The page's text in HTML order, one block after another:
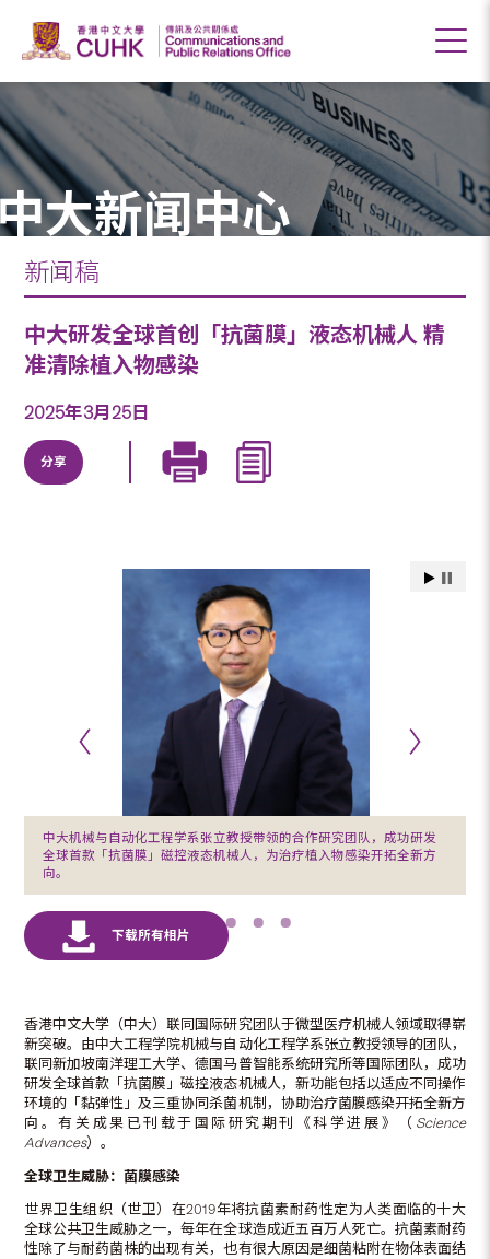
大新闻中心
新闻稿
中大研发全球首创「抗菌膜」液态机械人 精
准清除植入物感染
2025年3月25日
分享
中大机械与自动化工程学系张立教授带领的合作研究团队，成功研发
全球首款「抗菌膜」磁控液态机械人，为治疗植入物感染开拓全新方
向。
香港中文大学（中大）联同国际研究团队于微型医疗机械人领域取得崭
新突破。由中大工程学院机械与自动化工程学系张立教授领导的团队，
联同新加坡南洋理工大学、德国马普智能系统研究所等国际团队，成功
研发全球首款「抗菌膜」磁控液态机械人，新功能包括以适应不同操作
环境的「黏弹性」及三重协同杀菌机制，协助治疗菌膜感染开拓全新方
向。有关成果已刊载于国际研究期刊《科学进展》（ Science
Advances）。
全球卫生威胁：菌膜感染
世界卫生组织（世卫）在2019年将抗菌素耐药性定为人类面临的十大
全球公共卫生威胁之一，每年在全球造成近五百万人死亡。抗菌素耐药
性除了与耐药菌株的出现有关，也有很大原因是细菌粘附在物体表面结